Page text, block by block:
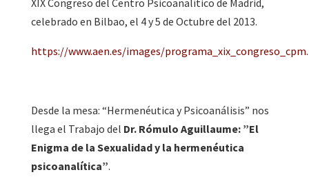
XIX Congreso del Centro Psicoanalítico de Madrid,
celebrado en Bilbao, el 4 y 5 de Octubre del 2013.
https://www.aen.es/images/
Desde la mesa: “Hermenéutica y Psicoanálisis” nos
llega el Trabajo del Dr. Rómulo Aguillaume: ”El
Enigma de la Sexualidad y la hermenéutica
psicoanalítica”.